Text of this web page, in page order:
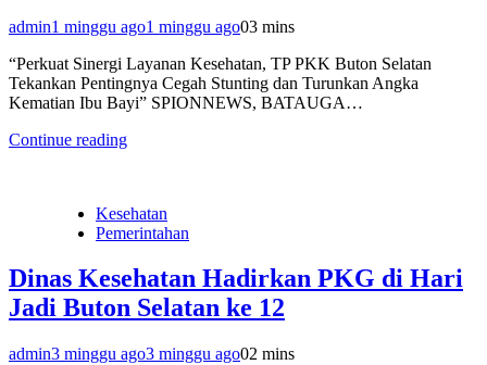
admin1 minggu ago1 minggu ago03 mins
“Perkuat Sinergi Layanan Kesehatan, TP PKK Buton Selatan
Tekankan Pentingnya Cegah Stunting dan Turunkan Angka
Kematian Ibu Bayi” SPIONNEWS, BATAUGA…
Continue reading
Kesehatan
Pemerintahan
Dinas Kesehatan Hadirkan PKG di Hari
Jadi Buton Selatan ke 12
admin3 minggu ago3 minggu ago02 mins